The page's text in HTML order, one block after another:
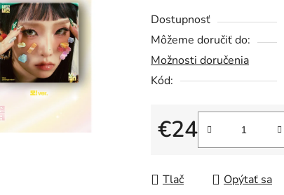
Dostupnosť
Môžeme doručiť do:
Možnosti doručenia
Kód:
€24
Jednotková cena:
Tlač Opýtať sa